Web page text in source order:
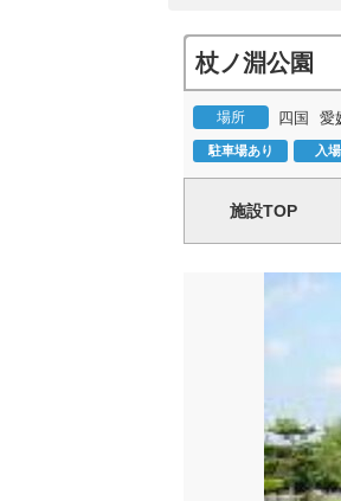
杖ノ淵公園
場所 四国 愛
駐車場あり 入
施設TOP